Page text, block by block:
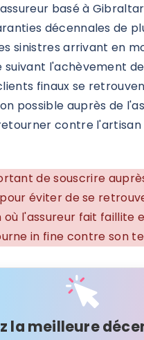
basé à
décennales de
sinistres arrivant en
suivant l'achèvement
finaux se
possible auprès de
contre l'artisan
de souscrire
éviter de se
où l'assureur fait faillite
in fine contre son
la meilleure